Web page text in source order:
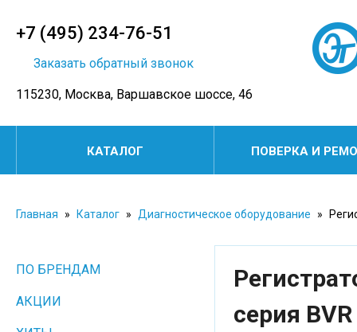
+7 (495) 234-76-51
Заказать обратный звонок
115230, Москва, Варшавское шоссе, 46
КАТАЛОГ ПОВЕРКА И
Главная » Каталог » Диагностическое оборудование »
серия BVR
ПО БРЕНДАМ
АКЦИИ